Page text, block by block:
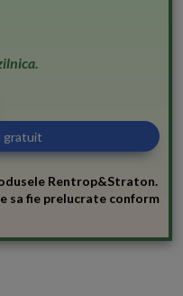
Rentrop&Straton.
sa fie prelucrate conform